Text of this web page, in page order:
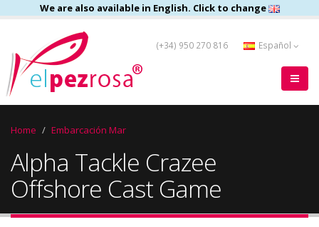
We are also available in English. Click to change
(+34) 950 270 816 Español
Home Embarcación Mar
Alpha Tackle Crazee
Offshore Cast Game